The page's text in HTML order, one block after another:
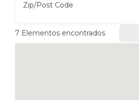
Zip/Post Code
7 Elementos encontrados